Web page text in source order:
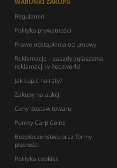
WARUNKI ZAKUPU
Regulamin
Polityka prywatności
Prawo odstąpienia od umowy
Reklamacje – zasady zgłaszania
reklamacji w Rockworld
Jak kupić na raty?
Zakupy na aukcji
Ceny dostaw towaru
Punkty Carp Coins
Bezpieczeństwo oraz formy
płatności
Polityka cookies